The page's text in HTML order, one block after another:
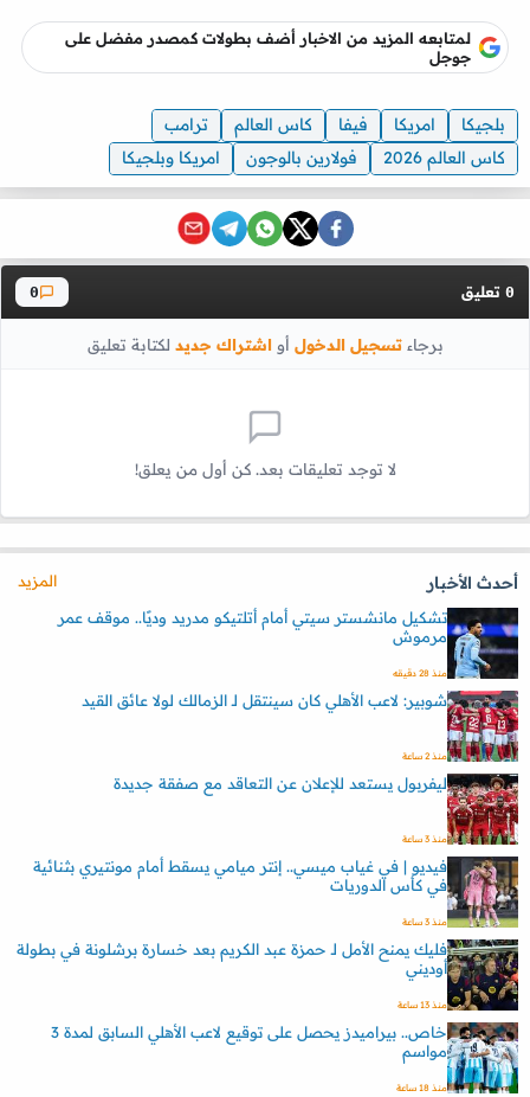
لمتابعه المزيد من الاخبار أضف بطولات كمصدر مفضل على
جوجل
بلجيكا امريكا فيفا كاس العالم
ترامب
كاس العالم 2026
فولارين بالوجون امريكا وبلجيكا
0 تعليق 0
برجاءتسجيل الدخول أواشتراك جديد لكتابة تعليق
لا توجد تعليقات بعد. كن أول من يعلق!
أحدث الأخبار
المزيد
تشكيل مانشستر سيتي أمام أتلتيكو مدريد وديًا.. موقف عمر
مرموش
منذ 28 دقيقه
شوبير: لاعب الأهلي كان سينتقل لـ الزمالك لولا عائق القيد
منذ 2 ساعة
ليفربول يستعد للإعلان عن التعاقد مع صفقة جديدة
منذ 3 ساعة
فيديو | في غياب ميسي.. إنتر ميامي يسقط أمام مونتيري بثنائية
في كأس الدوريات
منذ 3 ساعة
فليك يمنح الأمل لـ حمزة عبد الكريم بعد خسارة برشلونة في بطولة
أوديني
منذ 13 ساعة
خاص.. بيراميدز يحصل على توقيع لاعب الأهلي السابق لمدة 3
مواسم
منذ 18 ساعة